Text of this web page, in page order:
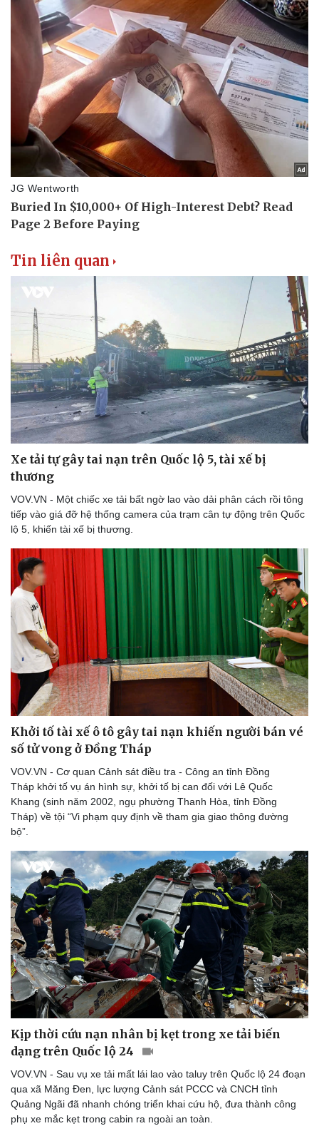
Thể thao
Bóng đá
Lịch thi đấu bóng đá
Hậu trường
Ô tô - Xe máy
Ô tô
Tin liên quan
Xe tải tự gây tai nạn trên Quốc lộ 5, tài xế bị
thương
VOV.VN - Một chiếc xe tải bất ngờ lao vào dải phân cách rồi tông
tiếp vào giá đỡ hệ thống camera của trạm cân tự động trên Quốc
lộ 5, khiến tài xế bị thương.
Khởi tố tài xế ô tô gây tai nạn khiến người bán vé
số tử vong ở Đồng Tháp
VOV.VN - Cơ quan Cảnh sát điều tra - Công an tỉnh Đồng
Tháp khởi tố vụ án hình sự, khởi tố bị can đối với Lê Quốc
Khang (sinh năm 2002, ngụ phường Thanh Hòa, tỉnh Đồng
Tháp) về tội “Vi phạm quy định về tham gia giao thông đường
bộ”.
Kịp thời cứu nạn nhân bị kẹt trong xe tải biến
dạng trên Quốc lộ 24
VOV.VN - Sau vụ xe tải mất lái lao vào taluy trên Quốc lộ 24 đoạn
qua xã Măng Đen, lực lượng Cảnh sát PCCC và CNCH tỉnh
Quảng Ngãi đã nhanh chóng triển khai cứu hộ, đưa thành công
phụ xe mắc kẹt trong cabin ra ngoài an toàn.